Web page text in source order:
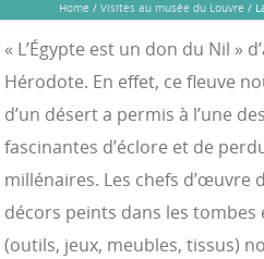
Home /Visites au musée du Louvre /
« L’Égypte est un don du Nil »
Hérodote. En effet, ce fleuve
d’un désert a permis à l’une
fascinantes d’éclore et de
millénaires. Les chefs d’œuvre
décors peints dans les
(outils, jeux, meubles, tissus)